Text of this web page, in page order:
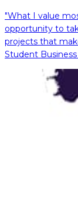
"What I value
opportunity to
projects that
Student